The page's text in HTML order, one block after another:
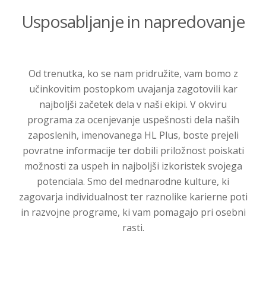
Usposabljanje in napredovanje
Od trenutka, ko se nam pridružite, vam bomo z
učinkovitim postopkom uvajanja zagotovili kar
najboljši začetek dela v naši ekipi. V okviru
programa za ocenjevanje uspešnosti dela naših
zaposlenih, imenovanega HL Plus, boste prejeli
povratne informacije ter dobili priložnost poiskati
možnosti za uspeh in najboljši izkoristek svojega
potenciala. Smo del mednarodne kulture, ki
zagovarja individualnost ter raznolike karierne poti
in razvojne programe, ki vam pomagajo pri osebni
rasti.